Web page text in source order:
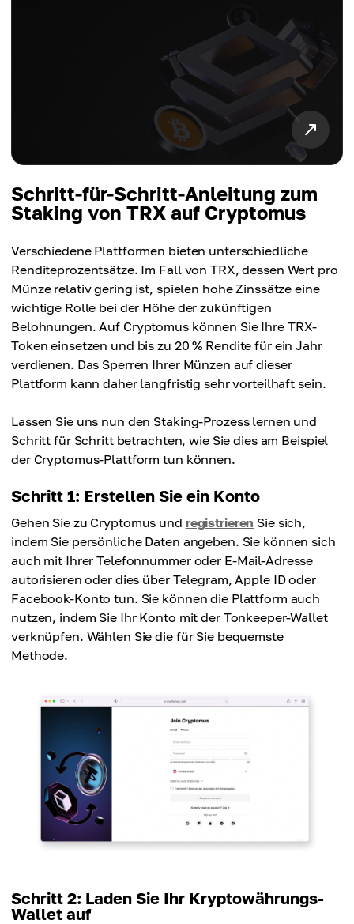
Schritt-für-Schritt-Anleitung zum
Staking von TRX auf Cryptomus
Verschiedene Plattformen bieten unterschiedliche
Renditeprozentsätze. Im Fall von TRX, dessen Wert pro
Münze relativ gering ist, spielen hohe Zinssätze eine
wichtige Rolle bei der Höhe der zukünftigen
Belohnungen. Auf Cryptomus können Sie Ihre TRX-
Token einsetzen und bis zu 20 % Rendite für ein Jahr
verdienen. Das Sperren Ihrer Münzen auf dieser
Plattform kann daher langfristig sehr vorteilhaft sein.
Lassen Sie uns nun den Staking-Prozess lernen und
Schritt für Schritt betrachten, wie Sie dies am Beispiel
der Cryptomus-Plattform tun können.
Schritt 1: Erstellen Sie ein Konto
Gehen Sie zu Cryptomus und registrieren Sie sich,
indem Sie persönliche Daten angeben. Sie können sich
auch mit Ihrer Telefonnummer oder E-Mail-Adresse
autorisieren oder dies über Telegram, Apple ID oder
Facebook-Konto tun. Sie können die Plattform auch
nutzen, indem Sie Ihr Konto mit der Tonkeeper-Wallet
verknüpfen. Wählen Sie die für Sie bequemste
Methode.
Schritt 2: Laden Sie Ihr Kryptowährungs-
Wallet auf